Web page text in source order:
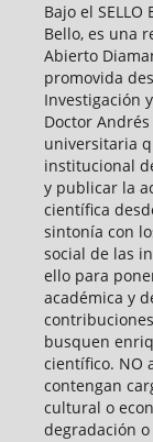
Bajo el
Bello, es una
Abierto
promovida
Investigación
Doctor Andrés
universitaria
institucional
y publicar la
científica
sintonía con
social de las
ello para
académica y
busquen
científico. NO
contengan
cultural o
degradación